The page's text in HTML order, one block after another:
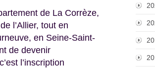
de La Corrèze,
l’Allier, tout en
en Seine-Saint-
de devenir
l’inscription